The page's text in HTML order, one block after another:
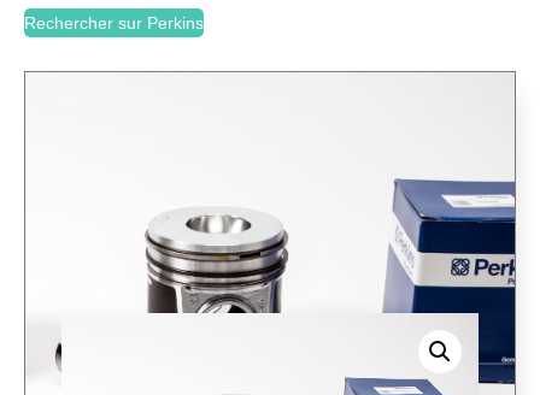
Rechercher sur Perkins